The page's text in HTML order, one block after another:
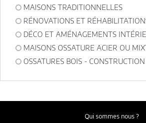
MAISONS TRADITIONNELLES
RÉNOVATIONS ET
DÉCO ET AMÉNAGEMENTS
MAISONS OSSATURE ACIER OU
OSSATURES BOIS -
Qui sommes nous ?